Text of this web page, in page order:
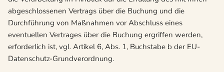
abgeschlossenen Vertrags über die Buchung und die
Durchführung von Maßnahmen vor Abschluss eines
eventuellen Vertrages über die Buchung ergriffen werden,
erforderlich ist, vgl. Artikel 6, Abs. 1, Buchstabe b der EU-
Datenschutz-Grundverordnung.